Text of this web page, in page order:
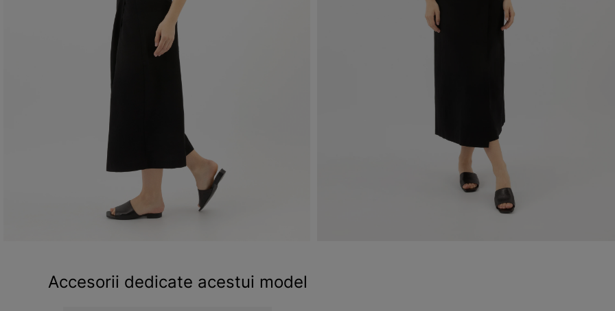
Accesorii dedicate acestui model